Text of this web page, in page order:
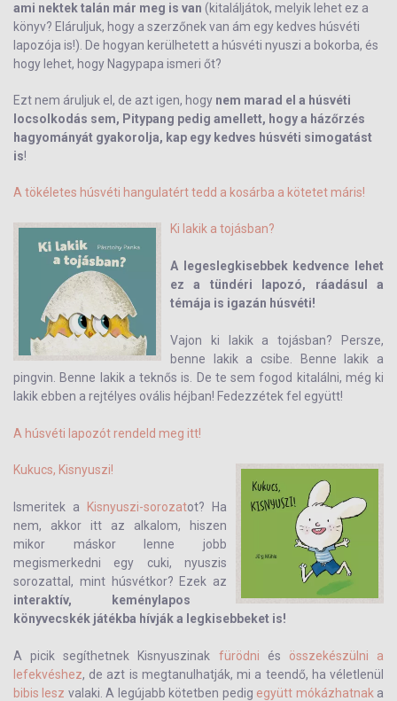
ami nektek talán már meg is van (kitaláljátok, melyik lehet ez a
könyv? Eláruljuk, hogy a szerzőnek van ám egy kedves húsvéti
lapozója is!). De hogyan kerülhetett a húsvéti nyuszi a bokorba, és
hogy lehet, hogy Nagypapa ismeri őt?
Ezt nem áruljuk el, de azt igen, hogy nem marad el a húsvéti
locsolkodás sem, Pitypang pedig amellett, hogy a házőrzés
hagyományát gyakorolja, kap egy kedves húsvéti simogatást
is!
A tökéletes húsvéti hangulatért tedd a kosárba a kötetet máris!
Ki lakik a tojásban?
A legeslegkisebbek kedvence lehet
ez a tündéri lapozó, ráadásul a
témája is igazán húsvéti!
Vajon ki lakik a tojásban? Persze,
benne lakik a csibe. Benne lakik a
pingvin. Benne lakik a teknős is. De te sem fogod kitalálni, még ki
lakik ebben a rejtélyes ovális héjban! Fedezzétek fel együtt!
A húsvéti lapozót rendeld meg itt!
Kukucs, Kisnyuszi!
Ismeritek a Kisnyuszi-sorozatot? Ha
nem, akkor itt az alkalom, hiszen
mikor máskor lenne jobb
megismerkedni egy cuki, nyuszis
sorozattal, mint húsvétkor? Ezek az
interaktív, keménylapos
könyvecskék játékba hívják a legkisebbeket is!
A picik segíthetnek Kisnyuszinak fürödni és összekészülni a
lefekvéshez, de azt is megtanulhatják, mi a teendő, ha véletlenül
bibis lesz valaki. A legújabb kötetben pedig együtt mókázhatnak a